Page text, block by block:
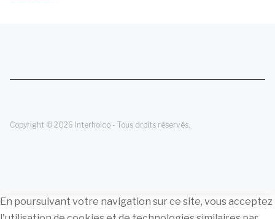
Copyright © 2026 Interholco - Tous droits réservés.
En poursuivant votre navigation sur ce site, vous acceptez